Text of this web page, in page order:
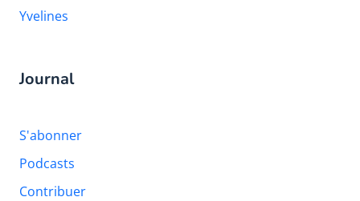
Yvelines
Journal
S'abonner
Podcasts
Contribuer